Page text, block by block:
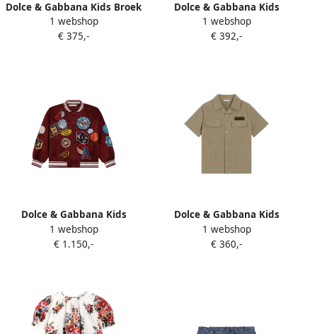
Dolce & Gabbana Kids Broek
met geborduurd logo Wit
1 webshop
€ 375,-
Dolce & Gabbana Kids
Gabardine bermuda shorts
Beige
1 webshop
€ 392,-
Dolce & Gabbana Kids
Bomberjack verfraaid met
applicatie Rood
1 webshop
€ 1.150,-
Dolce & Gabbana Kids
Gestreept T-shirt met
klepzak Beige
1 webshop
€ 360,-